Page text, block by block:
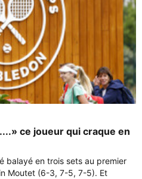
ce joueur qui craque en
balayé en trois sets au premier
Moutet (6-3, 7-5, 7-5). Et